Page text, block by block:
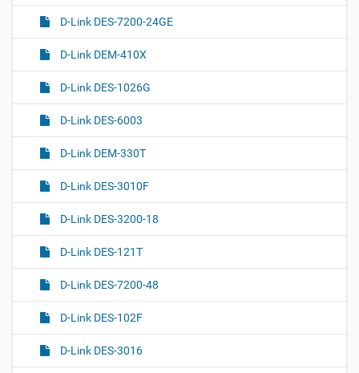
D-Link DES-7200-24GE
D-Link DEM-410X
D-Link DES-1026G
D-Link DES-6003
D-Link DEM-330T
D-Link DES-3010F
D-Link DES-3200-18
D-Link DES-121T
D-Link DES-7200-48
D-Link DES-102F
D-Link DES-3016